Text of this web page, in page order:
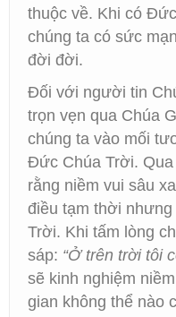
thuộc về. Khi có
chúng ta có sức
đời đời.
Đối với người tin
trọn vẹn qua Chúa
chúng ta vào mối
Đức Chúa Trời.
rằng niềm vui sâu
điều tạm thời
Trời. Khi tấm lòng
sáp: “Ở trên trời tôi
sẽ kinh nghiệm
gian không thể nào